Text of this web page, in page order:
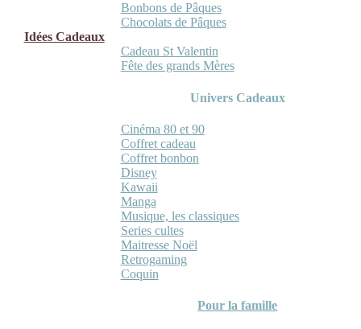
Bonbons de Pâques
Chocolats de Pâques
Idées Cadeaux
Cadeau St Valentin
Fête des grands Mères
Univers Cadeaux
Cinéma 80 et 90
Coffret cadeau
Coffret bonbon
Disney
Kawaii
Manga
Musique, les classiques
Series cultes
Maitresse Noël
Retrogaming
Coquin
Pour la famille